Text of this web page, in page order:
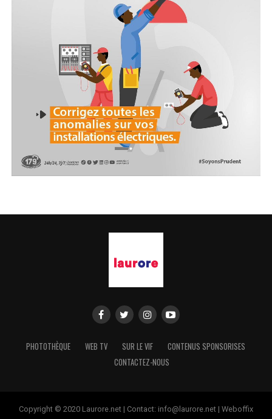
PHOTOTHÈQUE WEB TV SUR LE VIF
CONTENUS SPONSORISES
CONTACTEZ-NOUS
Copyright © 2020 Laurore.net | Contact: info@laurore.net | Weboffix